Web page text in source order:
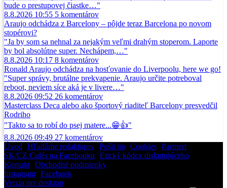
bude o prestupovej čiastke…"
8.8.2026 10:55 5 komentárov
Araujo odchádza z Barcelony – pôjde teraz Barcelona po novom
stopérovi?
"Ja by som sa nehnal za nejakým veľmi drahým stoperom. Laporte
by bol absolútne super. Nechápem,…"
8.8.2026 10:17 8 komentárov
Ronald Araujo odchádza na hosťovanie do Liverpoolu, here we go!
"Super správy, brutálne prekvapenie. Araujo určite potreboval
reboot, neviem síce aká je v livere…"
8.8.2026 09:52 26 komentárov
Masterclass Deca alebo ako športový riaditeľ Barcelony presvedčil
Rodriho
"Takto sa to robí do psej matere...😁👍"
8.8.2026 09:49 27 komentárov
Úvod
Hľadáme redaktorov Pošli tip Cookies Partneri
SK/CZ Culés na Facebooku
Etický kódex diskutujúceho
Kontakt Obchodné podmienky
Instagram Facebook
Verzia pre desktop